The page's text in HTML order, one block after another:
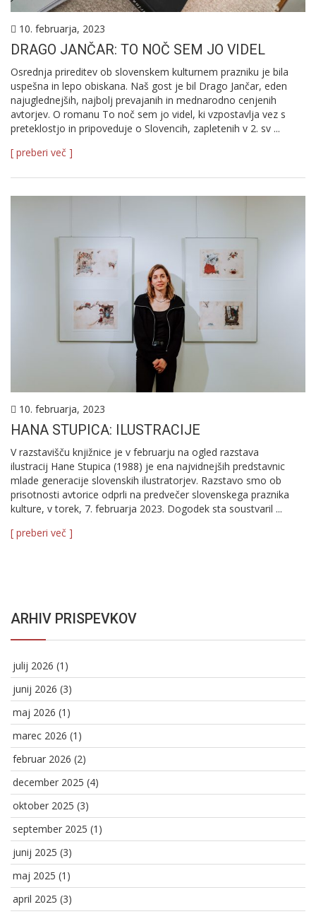
10. februarja, 2023
DRAGO JANČAR: TO NOČ SEM JO VIDEL
Osrednja prireditev ob slovenskem kulturnem prazniku je bila
uspešna in lepo obiskana. Naš gost je bil Drago Jančar, eden
najuglednejših, najbolj prevajanih in mednarodno cenjenih
avtorjev. O romanu To noč sem jo videl, ki vzpostavlja vez s
preteklostjo in pripoveduje o Slovencih, zapletenih v 2. sv ...
[ preberi več ]
10. februarja, 2023
HANA STUPICA: ILUSTRACIJE
V razstavišču knjižnice je v februarju na ogled razstava
ilustracij Hane Stupica (1988) je ena najvidnejših predstavnic
mlade generacije slovenskih ilustratorjev. Razstavo smo ob
prisotnosti avtorice odprli na predvečer slovenskega praznika
kulture, v torek, 7. februarja 2023. Dogodek sta soustvaril ...
[ preberi več ]
ARHIV PRISPEVKOV
julij 2026 (1)
junij 2026 (3)
maj 2026 (1)
marec 2026 (1)
februar 2026 (2)
december 2025 (4)
oktober 2025 (3)
september 2025 (1)
junij 2025 (3)
maj 2025 (1)
april 2025 (3)